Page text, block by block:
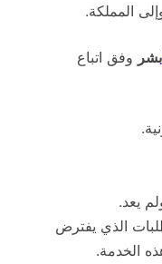
المملكة.
وفق اتباع
يعد.
الذي يفترض
الخدمة.